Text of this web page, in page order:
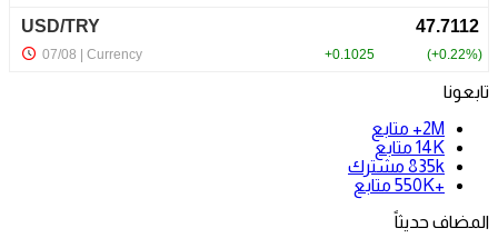
تابعونا
2M+
متابع
14K متابع
835k مشترك
+550K
متابع
المضاف حديثاً